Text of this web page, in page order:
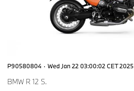
P90580804 · Wed Jan 22 03:00:02 CET 2025
BMW R 12 S.